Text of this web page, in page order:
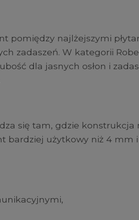
pomiędzy najlżejszymi
zadaszeń. W kategorii
dla jasnych osłon i
się tam, gdzie konstrukcja
bardziej użytkowy niż 4 mm